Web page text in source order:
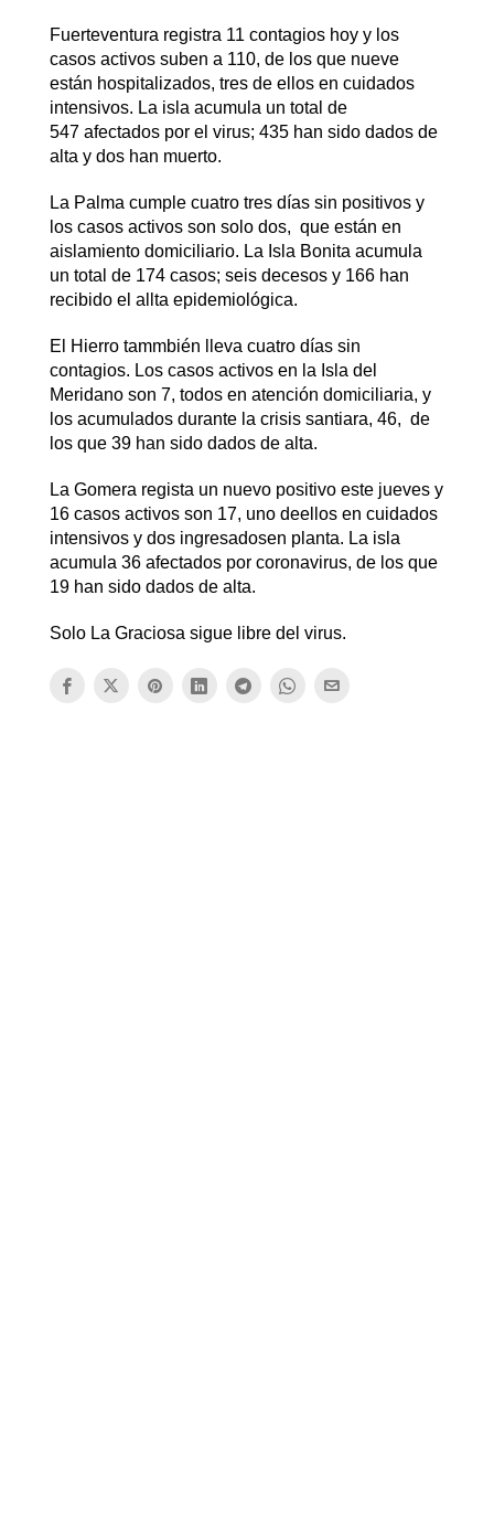
Fuerteventura registra 11 contagios hoy y los
casos activos suben a 110, de los que nueve
están hospitalizados, tres de ellos en cuidados
intensivos. La isla acumula un total de
547 afectados por el virus; 435 han sido dados de
alta y dos han muerto.
La Palma cumple cuatro tres días sin positivos y
los casos activos son solo dos, que están en
aislamiento domiciliario. La Isla Bonita acumula
un total de 174 casos; seis decesos y 166 han
recibido el allta epidemiológica.
El Hierro tammbién lleva cuatro días sin
contagios. Los casos activos en la Isla del
Meridano son 7, todos en atención domiciliaria, y
los acumulados durante la crisis santiara, 46, de
los que 39 han sido dados de alta.
La Gomera regista un nuevo positivo este jueves y
16 casos activos son 17, uno deellos en cuidados
intensivos y dos ingresadosen planta. La isla
acumula 36 afectados por coronavirus, de los que
19 han sido dados de alta.
Solo La Graciosa sigue libre del virus.